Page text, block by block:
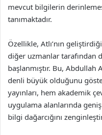
mevcut bilgilerin
tanımaktadır.
Özellikle, Atlı’nın
diğer uzmanlar tarafından
başlanmıştır. Bu, Abdullah
denli büyük olduğunu
yayınları, hem akademik
uygulama alanlarında
bilgi dağarcığını